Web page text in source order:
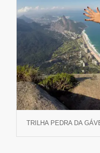
TRILHA PEDRA DA